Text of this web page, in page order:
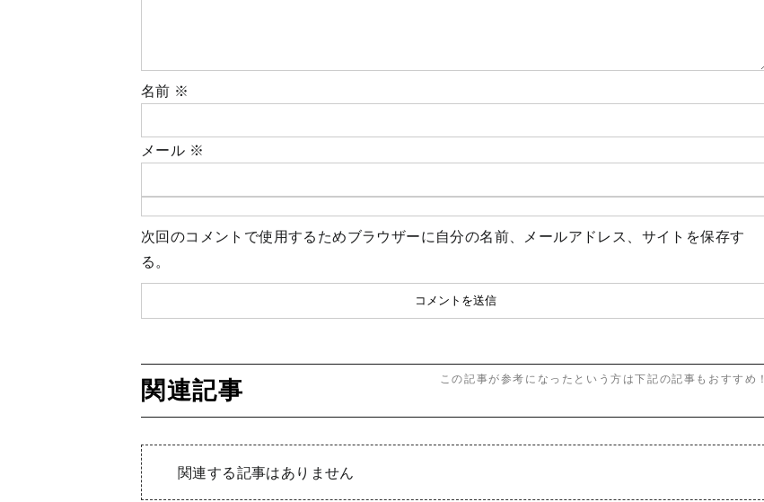
名前 ※
メール ※
次回のコメントで使用するためブラウザーに自分の名前、メールアドレス、サイトを保存す
る。
関連記事 この記事が参考になったという方は下記の記事もおすすめ！
関連する記事はありません